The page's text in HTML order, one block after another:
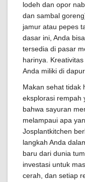
lodeh dan opor
dan sambal
jamur atau pepes
dasar ini, Anda
tersedia di pasar
harinya.
Anda miliki di dapur.
Makan sehat tidak
eksplorasi rempah
bahwa sayuran
melampaui apa
Josplantkitchen
langkah Anda
baru dari dunia
investasi untuk
cerah, dan setiap